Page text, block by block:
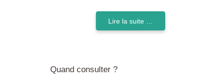
Lire la suite …
Quand consulter ?